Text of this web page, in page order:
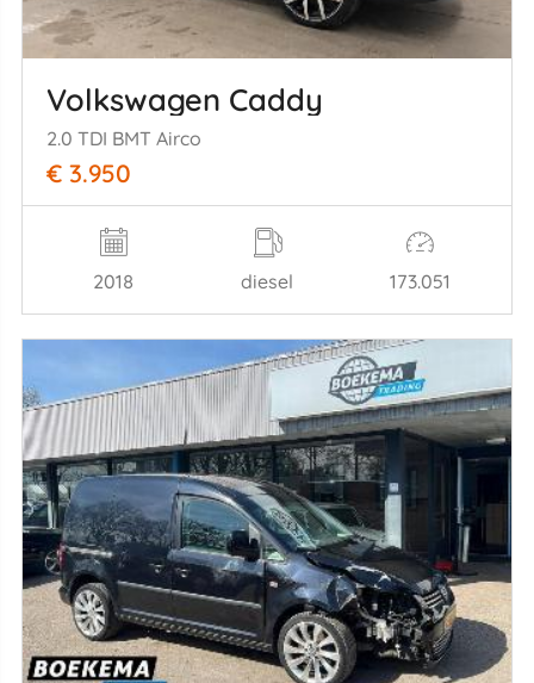
Volkswagen Caddy
2.0 TDI BMT Airco
€ 3.950
2018 diesel 173.051